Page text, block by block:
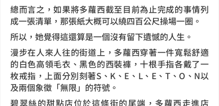
總而言之，如果將多蘿西截至目前為止完成的事情列
成一張清單，那張紙大概可以繞四百公尺操場一圈。
所以，她覺得這還算是一個沒有留下遺憾的人生。
漫步在人來人往的街道上，多蘿西穿著一件寬鬆舒適
的白色高領毛衣、黑色的西裝褲，十根手指各戴了一
枚戒指，上面分別刻著S、K、E、L、E、T、O、N以
及兩個象徵「無限」的符號。
碧翠絲的甜點店位於這條街的尾端，多蘿西走進店